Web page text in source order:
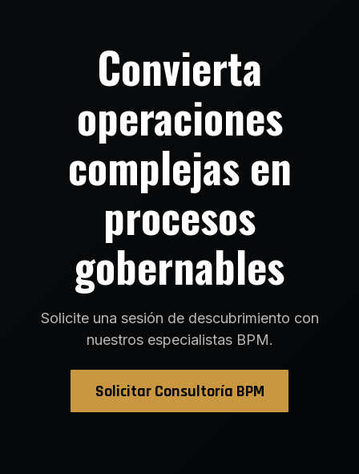
Convierta
operaciones
complejas en
procesos
gobernables
Solicite una sesión de descubrimiento con
nuestros especialistas BPM.
Solicitar Consultoría BPM